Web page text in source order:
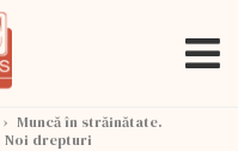
› Muncă în străinătate.
Noi drepturi